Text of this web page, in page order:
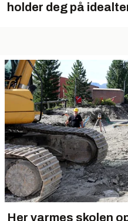
holder deg på
Her varmes skolen